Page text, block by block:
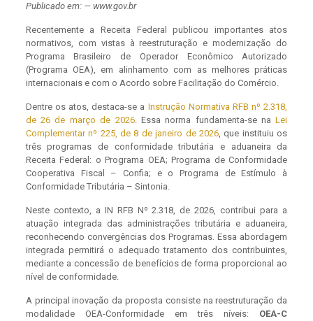
Publicado em: — www.gov.br
Recentemente a Receita Federal publicou importantes atos
normativos, com vistas à reestruturação e modernização do
Programa Brasileiro de Operador Econômico Autorizado
(Programa OEA), em alinhamento com as melhores práticas
internacionais e com o Acordo sobre Facilitação do Comércio.
Dentre os atos, destaca-se a Instrução Normativa RFB nº 2.318,
de 26 de março de 2026. Essa norma fundamenta-se naLei
Complementar nº 225, de 8 de janeiro de 2026, que instituiu os
três programas de conformidade tributária e aduaneira da
Receita Federal: o Programa OEA; Programa de Conformidade
Cooperativa Fiscal – Confia; e o Programa de Estímulo à
Conformidade Tributária – Sintonia.
Neste contexto, a IN RFB Nº 2.318, de 2026, contribui para a
atuação integrada das administrações tributária e aduaneira,
reconhecendo convergências dos Programas. Essa abordagem
integrada permitirá o adequado tratamento dos contribuintes,
mediante a concessão de benefícios de forma proporcional ao
nível de conformidade.
A principal inovação da proposta consiste na reestruturação da
modalidade OEA-Conformidade em três níveis: OEA-C